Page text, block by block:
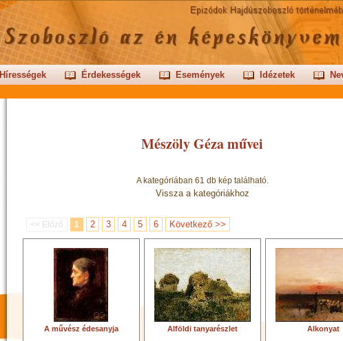
Hírességek Érdekességek Események Idézetek
Mészöly Géza művei
A kategóriában 61 db kép található.
Vissza a kategóriákhoz
<< Előző 1 2 3 4 5 6 Következő >>
A művész édesanyja Alföldi tanyarészlet Alkonyat